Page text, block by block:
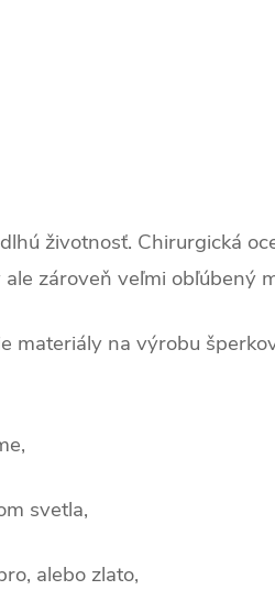
životnosť. Chirurgická
zároveň veľmi obľúbený
na výrobu
svetla,
alebo zlato,